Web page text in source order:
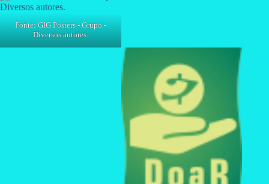
Fonte: GIG Posters - Grupo -
Diversos autores.